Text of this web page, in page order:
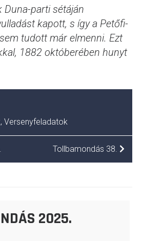
Duna-parti sétáján
kapott, s így a Petőfi-
tudott már elmenni. Ezt
1882 októberében hunyt
, Versenyfeladatok
Tollbamondás 38.
2025.